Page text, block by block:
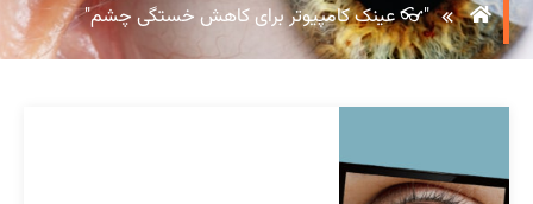
"👓 عینک کامپیوتر برای کاهش خستگی چشم"